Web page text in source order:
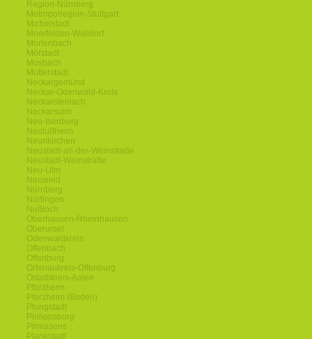
Region-Nürnberg
Metropolregion-Stuttgart
Michelstadt
Moerfelden-Walldorf
Mörlenbach
Mörstadt
Mosbach
Mutterstadt
Neckargemünd
Neckar-Odenwald-Kreis
Neckarsteinach
Neckarsulm
Neu-Isenburg
Neulußheim
Neunkirchen
Neustadt-an-der-Weinstraße
Neustadt-Weinstraße
Neu-Ulm
Neuwied
Nürnberg
Nürtingen
Nußloch
Oberhausen-Rheinhausen
Oberursel
Odenwaldkreis
Offenbach
Offenburg
Ortenaukreis-Offenburg
Ostalbkreis-Aalen
Pforzheim
Pforzheim (Baden)
Pfungstadt
Philippsburg
Pirmasens
Plankstadt